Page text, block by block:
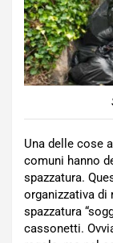
Una delle cose
comuni hanno
spazzatura.
organizzativa di
spazzatura
cassonetti.